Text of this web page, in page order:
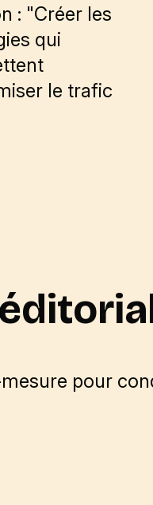
: "Créer les
qui
le trafic
pour